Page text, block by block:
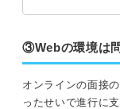
③Webの環境は
オンラインの面接
ったせいで進行に